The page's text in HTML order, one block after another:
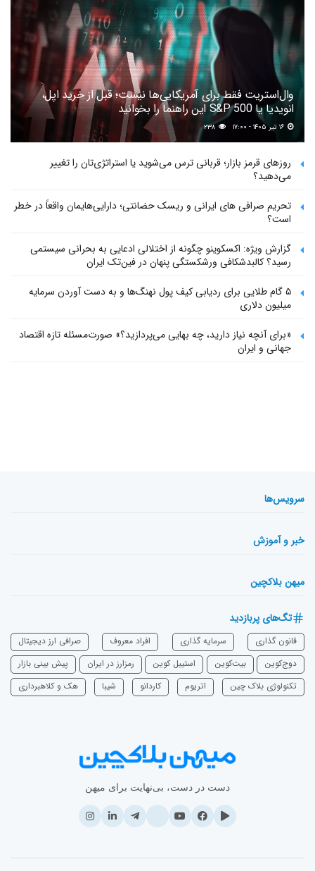
وال‌استریت فقط برای آمریکایی‌ها نیست؛ قبل از خرید اپل،
انویدیا یا S&P 500 این راهنما را بخوانید
۲۳۸
روزهای قرمز بازار؛ قربانی ترس می‌شوید یا استراتژی‌تان را تغییر
می‌دهید؟
تحریم صرافی های ایرانی و ریسک حضانتی؛ دارایی‌هایمان واقعاً در خطر
است؟
گزارش ویژه: اکسکوینو چگونه از اختلالی ادعایی به بحرانی سیستمی
رسید؟ کالبدشکافی ورشکستگی پنهان در فین‌تک ایران
۵ گام طلایی برای ردیابی کیف پول‌ نهنگ‌ها و به دست آوردن سرمایه
میلیون دلاری
«برای آنچه نیاز دارید، چه بهایی می‌پردازید؟» صورت‌مسئله تازه اقتصاد
جهانی و ایران
سرویس‌ها
خبر و آموزش
میهن بلاکچین
تگ‌های پربازدید
قانون گذاری سرمایه‌ گذاری افراد معروف
صرافی ارز دیجیتال
دوج‌کوین
بیت‌کوین استیبل کوین رمزارز در ایران
پیش بینی بازار
تکنولوژی بلاک چین
اتریوم ‌کاردانو شیبا هک و کلاهبرداری
دست در دست، بی‌نهایت برای میهن